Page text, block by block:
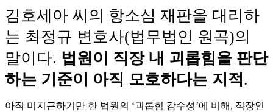
김호세아 씨의 항소심 재판을 대리하
는 최정규 변호사(법무법인 원곡)의
말이다. 법원이 직장 내 괴롭힘을 판단
하는 기준이 아직 모호하다는 지적.
아직 미지근하기만 한 법원의 ‘괴롭힘 감수성’에 비해, 직장인